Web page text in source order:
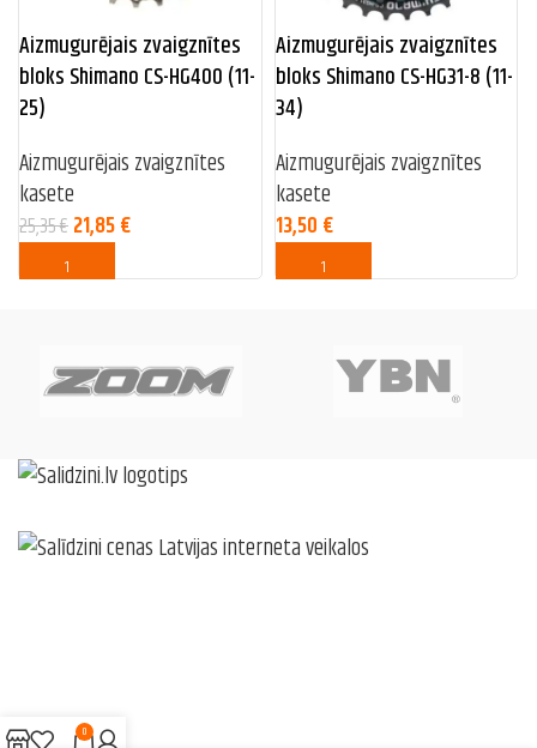
Aizmugurējais zvaigznītes
bloks Shimano CS-HG400 (11-
25)
Aizmugurējais zvaigznītes
kasete
25,35€21,85€
Aizmugurējais zvaigznītes
bloks Shimano CS-HG31-8 (11-
34)
Aizmugurējais zvaigznītes
kasete
13,50 €
0